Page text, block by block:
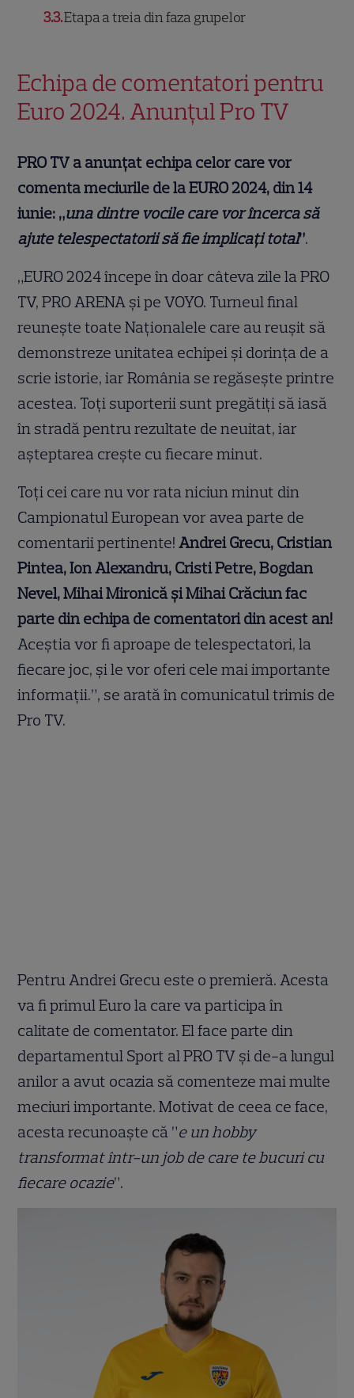
3.3Etapa a treia din faza grupelor
Echipa de comentatori pentru
Euro 2024. Anunțul Pro TV
PRO TV a anunțat echipa celor care vor
comenta meciurile de la EURO 2024, din 14
iunie: „una dintre vocile care vor încerca să
ajute telespectatorii să fie implicați total”.
„EURO 2024 începe în doar câteva zile la PRO
TV, PRO ARENA și pe VOYO. Turneul final
reunește toate Naționalele care au reușit să
demonstreze unitatea echipei și dorința de a
scrie istorie, iar România se regăsește printre
acestea. Toți suporterii sunt pregătiți să iasă
în stradă pentru rezultate de neuitat, iar
așteptarea crește cu fiecare minut.
Toți cei care nu vor rata niciun minut din
Campionatul European vor avea parte de
comentarii pertinente!Andrei Grecu, Cristian
Pintea, Ion Alexandru, Cristi Petre, Bogdan
Nevel, Mihai Mironică și Mihai Crăciunfac
parte din echipa de comentatori din acest an!
Aceștia vor fi aproape de telespectatori, la
fiecare joc, și le vor oferi cele mai importante
informații.”, se arată în comunicatul trimis de
Pro TV.
Pentru Andrei Grecu este o premieră. Acesta
va fi primul Euro la care va participa în
calitate de comentator. El face parte din
departamentul Sport al PRO TV și de-a lungul
anilor a avut ocazia să comenteze mai multe
meciuri importante. Motivat de ceea ce face,
acesta recunoaște că ”e un hobby
transformat într-un job de care te bucuri cu
fiecare ocazie”.